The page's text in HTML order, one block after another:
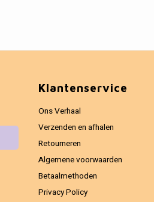
Klantenservice
Ons Verhaal
Verzenden en afhalen
Retourneren
Algemene voorwaarden
Betaalmethoden
Privacy Policy